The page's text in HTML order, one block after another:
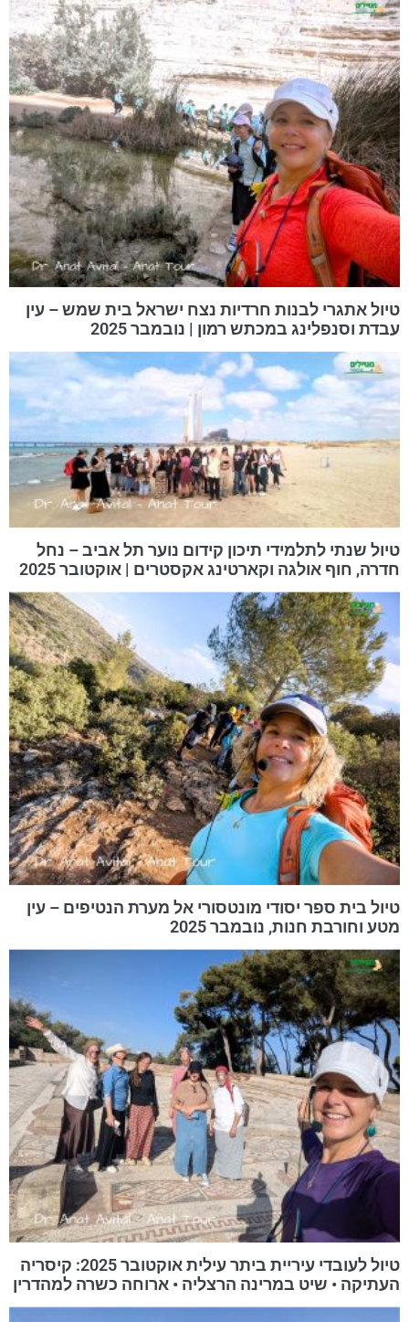
טיול אתגרי לבנות חרדיות נצח ישראל בית שמש – עין
עבדת וסנפלינג במכתש רמון | נובמבר 2025
טיול שנתי לתלמידי תיכון קידום נוער תל אביב – נחל
חדרה, חוף אולגה וקארטינג אקסטרים | אוקטובר 2025
טיול בית ספר יסודי מונטסורי אל מערת הנטיפים – עין
מטע וחורבת חנות, נובמבר 2025
טיול לעובדי עיריית ביתר עילית אוקטובר 2025: קיסריה
העתיקה • שיט במרינה הרצליה • ארוחה כשרה למהדרין